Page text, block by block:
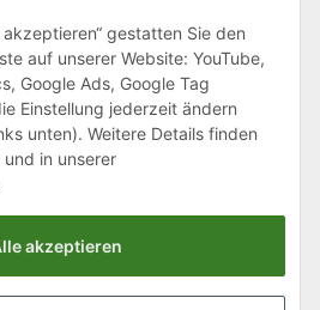
bis 16:30 Uhr
gestatten Sie den
auf unserer Website: YouTube,
Google Ads, Google Tag
Einstellung jederzeit ändern
unten). Weitere Details finden
und in unserer
akzeptieren